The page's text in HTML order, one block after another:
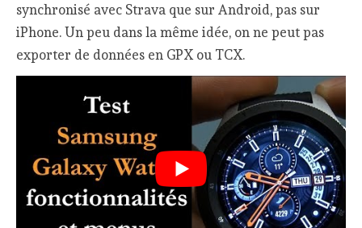
synchronisé avec Strava que sur Android, pas sur
iPhone. Un peu dans la même idée, on ne peut pas
exporter de données en GPX ou TCX.